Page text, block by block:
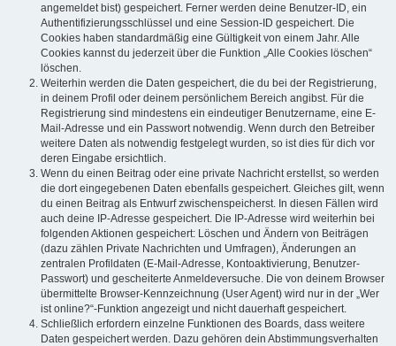
angemeldet bist) gespeichert. Ferner werden deine Benutzer-ID, ein
Authentifizierungsschlüssel und eine Session-ID gespeichert. Die
Cookies haben standardmäßig eine Gültigkeit von einem Jahr. Alle
Cookies kannst du jederzeit über die Funktion „Alle Cookies löschen“
löschen.
Weiterhin werden die Daten gespeichert, die du bei der Registrierung,
in deinem Profil oder deinem persönlichem Bereich angibst. Für die
Registrierung sind mindestens ein eindeutiger Benutzername, eine E-
Mail-Adresse und ein Passwort notwendig. Wenn durch den Betreiber
weitere Daten als notwendig festgelegt wurden, so ist dies für dich vor
deren Eingabe ersichtlich.
Wenn du einen Beitrag oder eine private Nachricht erstellst, so werden
die dort eingegebenen Daten ebenfalls gespeichert. Gleiches gilt, wenn
du einen Beitrag als Entwurf zwischenspeicherst. In diesen Fällen wird
auch deine IP-Adresse gespeichert. Die IP-Adresse wird weiterhin bei
folgenden Aktionen gespeichert: Löschen und Ändern von Beiträgen
(dazu zählen Private Nachrichten und Umfragen), Änderungen an
zentralen Profildaten (E-Mail-Adresse, Kontoaktivierung, Benutzer-
Passwort) und gescheiterte Anmeldeversuche. Die von deinem Browser
übermittelte Browser-Kennzeichnung (User Agent) wird nur in der „Wer
ist online?“-Funktion angezeigt und nicht dauerhaft gespeichert.
Schließlich erfordern einzelne Funktionen des Boards, dass weitere
Daten gespeichert werden. Dazu gehören dein Abstimmungsverhalten